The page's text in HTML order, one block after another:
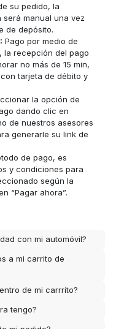
su pedido, la
manual una vez
de depósito.
Pago por medio de
la recepción del pago
no más de 15 min,
tarjeta de débito y
la opción de
dando clic en
de nuestros asesores
generarle su link de
de pago, es
y condiciones para
según la
“Pagar ahora”.
con mi automóvil?
a mi carrito de
de mi carrrito?
tengo?